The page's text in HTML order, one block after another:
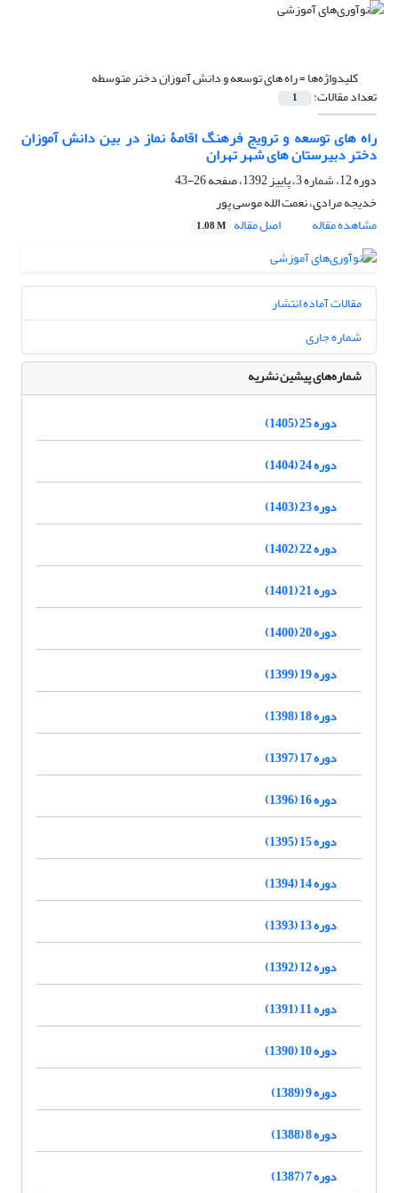
کلیدواژه‌ها =راه های توسعه و دانش آموزان دختر متوسطه
تعداد مقالات: 1
راه های توسعه و ترویج فرهنگ اقامۀ نماز در بین دانش آموزان
دختر دبیرستان های شهر تهران
دوره 12، شماره 3، پاییز 1392، صفحه
26-43
خدیجه مرادی، نعمت الله موسی پور
مشاهده مقاله
اصل مقاله 1.08 M
مقالات آماده انتشار
شماره جاری
شماره‌های پیشین نشریه
دوره 25 (1405)
دوره 24 (1404)
دوره 23 (1403)
دوره 22 (1402)
دوره 21 (1401)
دوره 20 (1400)
دوره 19 (1399)
دوره 18 (1398)
دوره 17 (1397)
دوره 16 (1396)
دوره 15 (1395)
دوره 14 (1394)
دوره 13 (1393)
دوره 12 (1392)
دوره 11 (1391)
دوره 10 (1390)
دوره 9 (1389)
دوره 8 (1388)
دوره 7 (1387)